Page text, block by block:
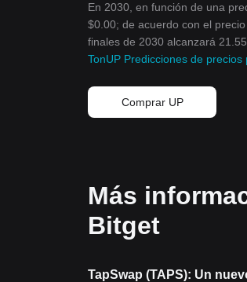
En 2030, en función de una
$0.00; de acuerdo con el
finales de 2030 alcanzará
TonUP Predicciones de
Comprar UP
Más
Bitget
TapSwap (TAPS): Un